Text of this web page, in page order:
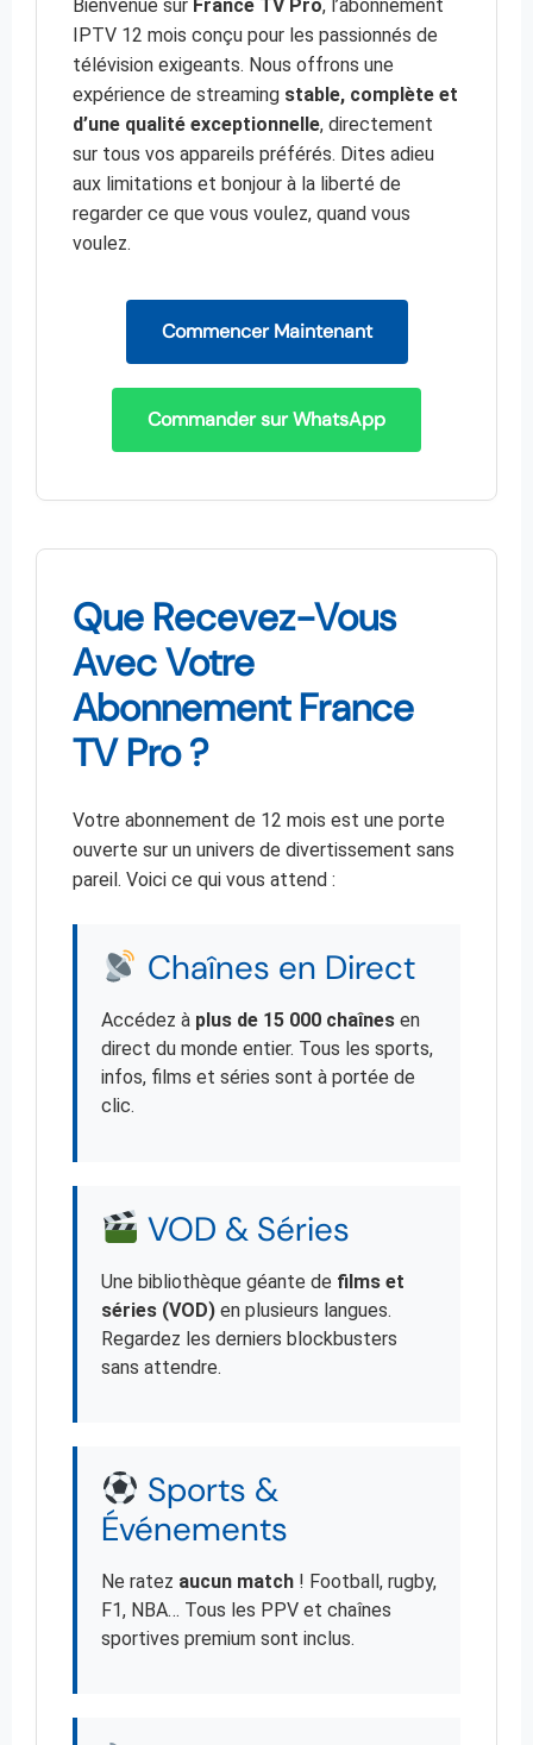
Bienvenue sur France TV Pro, l’abonnement
IPTV 12 mois conçu pour les passionnés de
télévision exigeants. Nous offrons une
expérience de streaming stable, complète et
d’une qualité exceptionnelle, directement
sur tous vos appareils préférés. Dites adieu
aux limitations et bonjour à la liberté de
regarder ce que vous voulez, quand vous
voulez.
Commencer Maintenant
Commander sur WhatsApp
Que Recevez-Vous
Avec Votre
Abonnement France
TV Pro ?
Votre abonnement de 12 mois est une porte
ouverte sur un univers de divertissement sans
pareil. Voici ce qui vous attend :
Chaînes en Direct
Accédez à plus de 15 000 chaînes en
direct du monde entier. Tous les sports,
infos, films et séries sont à portée de
clic.
VOD & Séries
Une bibliothèque géante de films et
séries (VOD) en plusieurs langues.
Regardez les derniers blockbusters
sans attendre.
Sports &
Événements
Ne ratez aucun match ! Football, rugby,
F1, NBA… Tous les PPV et chaînes
sportives premium sont inclus.